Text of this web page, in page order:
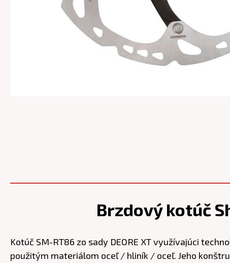
Brzdový kotúč
Kotúč SM-RT86 zo sady DEORE XT využívajúci
použitým materiálom oceľ / hliník / oceľ. Jeho